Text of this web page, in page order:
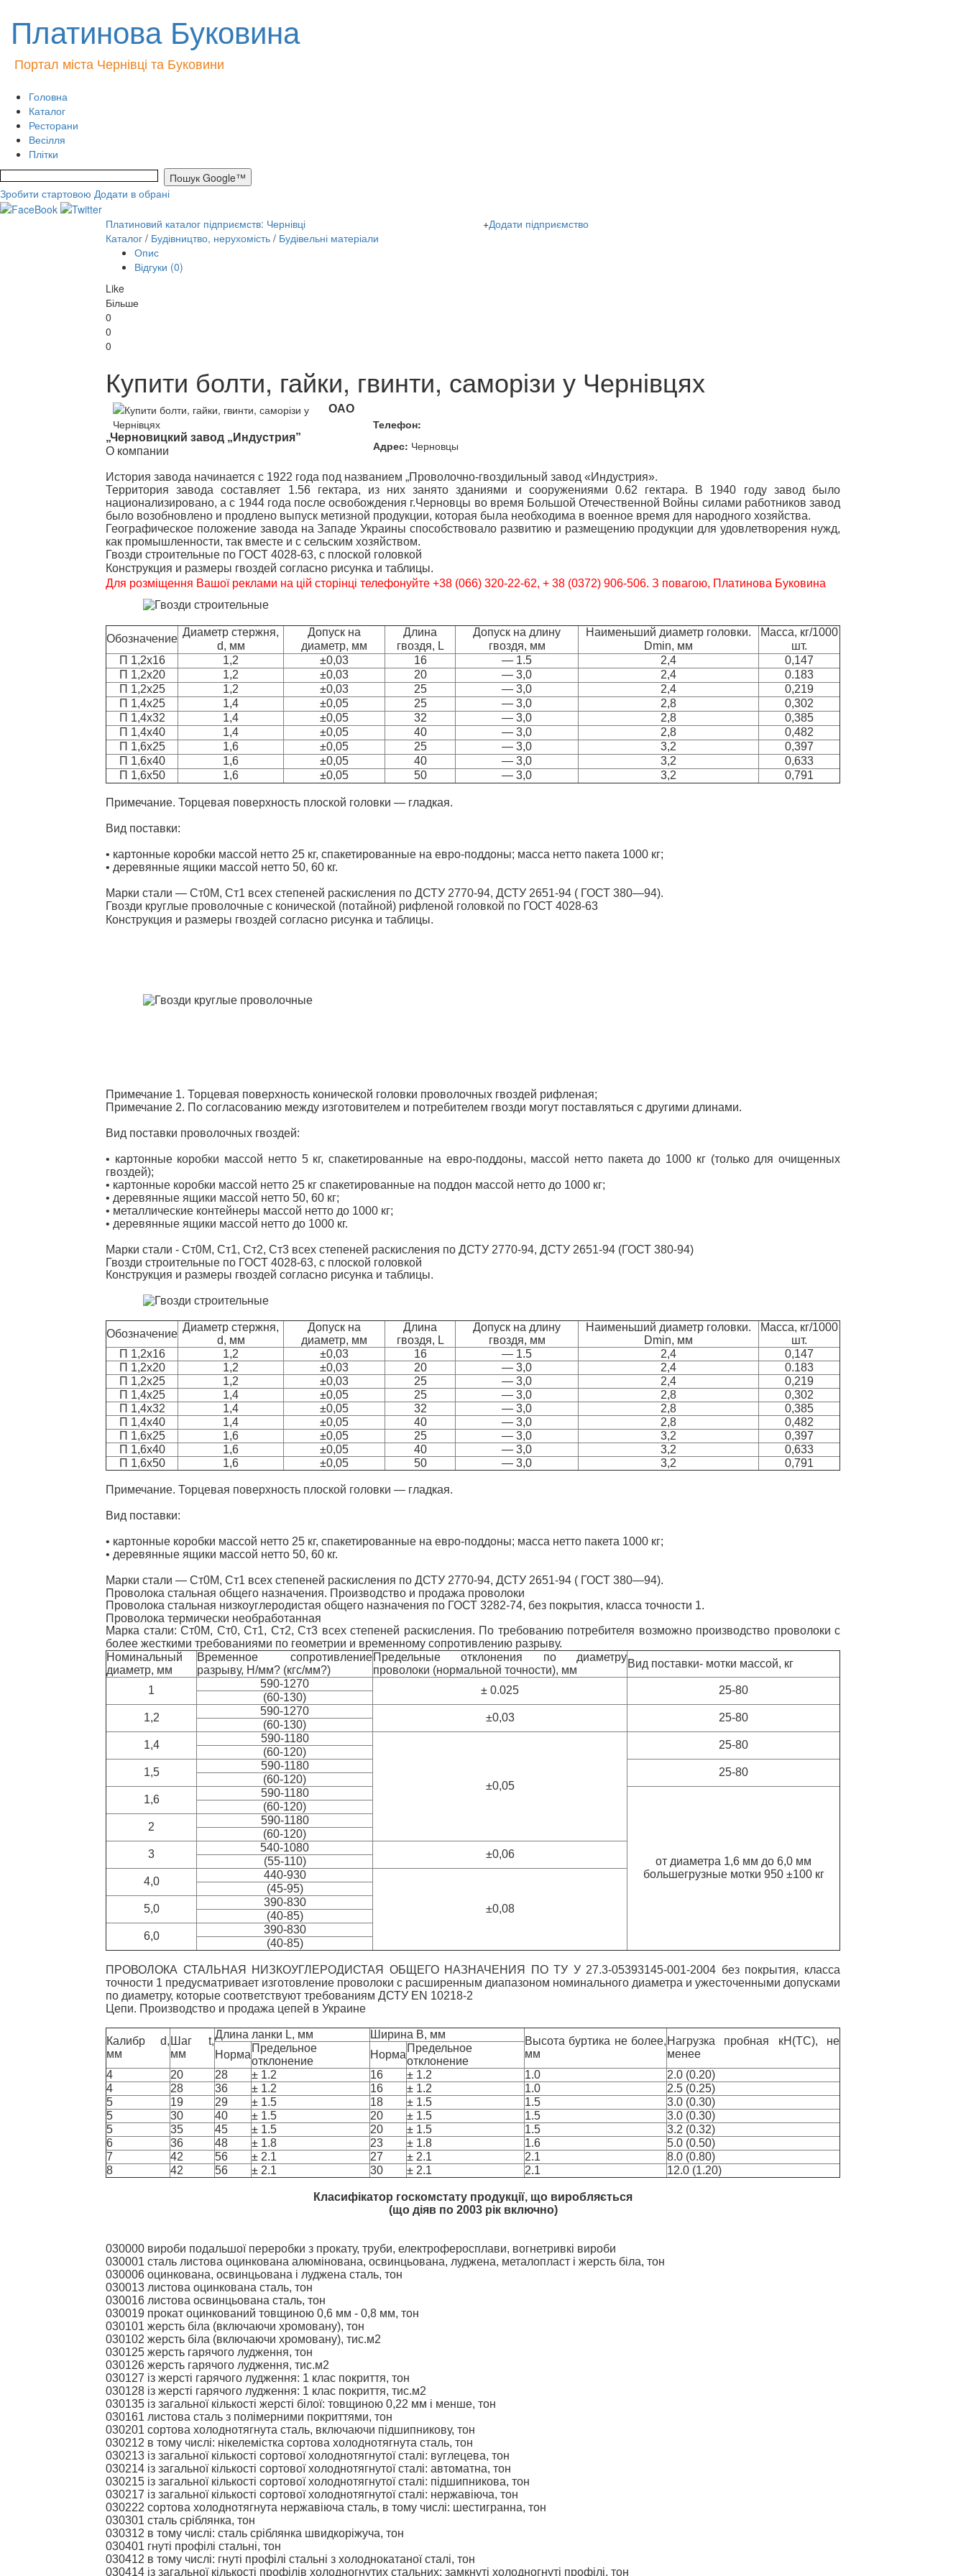
Платинова Буковина
Портал міста Чернівці та Буковини
Головна
Каталог
Ресторани
Весілля
Плітки
Зробити стартовою Додати в обрані
Платиновий каталог підприємств: Чернівці +Додати підприємство
Каталог / Будівництво, нерухомість / Будівельні матеріали
Опис
Відгуки (0)
Like
Більше
0
0
0
Купити болти, гайки, гвинти, саморізи у Чернівцях
Телефон:
Адрес: Черновцы
ОАО
„Черновицкий завод „Индустрия”
О компании
История завода начинается с 1922 года под названием „Проволочно-гвоздильный завод «Индустрия».
Территория завода составляет 1.56 гектара, из них занято зданиями и сооружениями 0.62 гектара. В 1940 году завод было
национализировано, а с 1944 года после освобождения г.Черновцы во время Большой Отечественной Войны силами работников завод
было возобновлено и продлено выпуск метизной продукции, которая была необходима в военное время для народного хозяйства.
Географическое положение завода на Западе Украины способствовало развитию и размещению продукции для удовлетворения нужд,
как промышленности, так вместе и с сельским хозяйством.
Гвозди строительные по ГОСТ 4028-63, с плоской головкой
Конструкция и размеры гвоздей согласно рисунка и таблицы.
Для розміщення Вашої реклами на цій сторінці телефонуйте +38 (066) 320-22-62, + 38 (0372) 906-506. З повагою, Платинова Буковина
Обозначение
Диаметр стержня,
d, мм
Допуск на
диаметр, мм
Длина
гвоздя, L
Допуск на длину
гвоздя, мм
Наименьший диаметр головки.
Dmin, мм
Масса, кг/1000
шт.
П 1,2x16
1,2 ±0,03 16 — 1.5 2,4
0,147
П 1,2x20
1,2 ±0,03 20 — 3,0 2,4
0.183
П 1,2x25
1,2 ±0,03 25 — 3,0 2,4
0,219
П 1,4x25
1,4 ±0,05 25 — 3,0 2,8
0,302
П 1,4x32
1,4 ±0,05 32 — 3,0 2,8
0,385
П 1,4x40
1,4 ±0,05 40 — 3,0 2,8
0,482
П 1,6x25
1,6 ±0,05 25 — 3,0 3,2
0,397
П 1,6x40
1,6 ±0,05 40 — 3,0 3,2
0,633
П 1,6x50
1,6 ±0,05 50 — 3,0 3,2 0,791
Примечание. Торцевая поверхность плоской головки — гладкая.
Вид поставки:
• картонные коробки массой нетто 25 кг, спакетированные на евро-поддоны; масса нетто пакета 1000 кг;
• деревянные ящики массой нетто 50, 60 кг.
Марки стали — Ст0М, Ст1 всех степеней раскисления по ДСТУ 2770-94, ДСТУ 2651-94 ( ГОСТ 380—94).
Гвозди круглые проволочные с конической (потайной) рифленой головкой по ГОСТ 4028-63
Конструкция и размеры гвоздей согласно рисунка и таблицы.
Примечание 1. Торцевая поверхность конической головки проволочных гвоздей рифленая;
Примечание 2. По согласованию между изготовителем и потребителем гвозди могут поставляться с другими длинами.
Вид поставки проволочных гвоздей:
• картонные коробки массой нетто 5 кг, спакетированные на евро-поддоны, массой нетто пакета до 1000 кг (только для очищенных
гвоздей);
• картонные коробки массой нетто 25 кг спакетированные на поддон массой нетто до 1000 кг;
• деревянные ящики массой нетто 50, 60 кг;
• металлические контейнеры массой нетто до 1000 кг;
• деревянные ящики массой нетто до 1000 кг.
Марки стали - Ст0М, Ст1, Ст2, Ст3 всех степеней раскисления по ДСТУ 2770-94, ДСТУ 2651-94 (ГОСТ 380-94)
Гвозди строительные по ГОСТ 4028-63, с плоской головкой
Конструкция и размеры гвоздей согласно рисунка и таблицы.
Обозначение
Диаметр стержня,
d, мм
Допуск на
диаметр, мм
Длина
гвоздя, L
Допуск на длину
гвоздя, мм
Наименьший диаметр головки.
Dmin, мм
Масса, кг/1000
шт.
П 1,2x16
1,2 ±0,03 16 — 1.5 2,4
0,147
П 1,2x20
1,2 ±0,03 20 — 3,0 2,4
0.183
П 1,2x25
1,2 ±0,03 25 — 3,0 2,4
0,219
П 1,4x25
1,4 ±0,05 25 — 3,0 2,8
0,302
П 1,4x32
1,4 ±0,05 32 — 3,0 2,8
0,385
П 1,4x40
1,4 ±0,05 40 — 3,0 2,8
0,482
П 1,6x25
1,6 ±0,05 25 — 3,0 3,2
0,397
П 1,6x40
1,6 ±0,05 40 — 3,0 3,2
0,633
П 1,6x50
1,6 ±0,05 50 — 3,0 3,2 0,791
Примечание. Торцевая поверхность плоской головки — гладкая.
Вид поставки:
• картонные коробки массой нетто 25 кг, спакетированные на евро-поддоны; масса нетто пакета 1000 кг;
• деревянные ящики массой нетто 50, 60 кг.
Марки стали — Ст0М, Ст1 всех степеней раскисления по ДСТУ 2770-94, ДСТУ 2651-94 ( ГОСТ 380—94).
Проволока стальная общего назначения. Производство и продажа проволоки
Проволока стальная низкоуглеродистая общего назначения по ГОСТ 3282-74, без покрытия, класса точности 1.
Проволока термически необработанная
Марка стали: Ст0М, Ст0, Ст1, Ст2, Ст3 всех степеней раскисления. По требованию потребителя возможно производство проволоки с
более жесткими требованиями по геометрии и временному сопротивлению разрыву.
Номинальный
диаметр, мм
Временное сопротивление
разрыву, Н/мм? (кгс/мм?)
Предельные отклонения по диаметру
проволоки (нормальной точности), мм
Вид поставки- мотки массой, кг
1
590-1270
± 0.025 25-80
(60-130)
1,2
590-1270
±0,03 25-80
(60-130)
1,4
590-1180
±0,05
25-80
(60-120)
1,5
590-1180
25-80
(60-120)
1,6
590-1180
от диаметра 1,6 мм до 6,0 мм
большегрузные мотки 950 ±100 кг
(60-120)
2
590-1180
(60-120)
3
540-1080
±0,06
(55-110)
4,0
440-930
±0,08
(45-95)
5,0
390-830
(40-85)
6,0
390-830
(40-85)
ПРОВОЛОКА СТАЛЬНАЯ НИЗКОУГЛЕРОДИСТАЯ ОБЩЕГО НАЗНАЧЕНИЯ ПО ТУ У 27.3-05393145-001-2004 без покрытия, класса
точности 1 предусматривает изготовление проволоки с расширенным диапазоном номинального диаметра и ужесточенными допусками
по диаметру, которые соответствуют требованиям ДСТУ EN 10218-2
Цепи. Производство и продажа цепей в Украине
Калибр d,
мм
Шаг t,
мм
Длина ланки L, мм Ширина В, мм
Высота буртика не более,
мм
Нагрузка пробная кН(ТС), не
менее
Норма
Предельное
отклонение
Норма
Предельное
отклонение
4
20 28 ± 1.2 16 ± 1.2 1.0
2.0 (0.20)
4
28 36 ± 1.2 16 ± 1.2 1.0
2.5 (0.25)
5
19 29 ± 1.5 18 ± 1.5 1.5
3.0 (0.30)
5
30 40 ± 1.5 20 ± 1.5 1.5
3.0 (0.30)
5
35 45 ± 1.5 20 ± 1.5 1.5
3.2 (0.32)
6
36 48 ± 1.8 23 ± 1.8 1.6
5.0 (0.50)
7
42 56 ± 2.1 27 ± 2.1 2.1
8.0 (0.80)
8
42 56 ± 2.1 30 ± 2.1 2.1 12.0 (1.20)
Класифікатор госкомстату продукції, що виробляється
(що діяв по 2003 рік включно)
030000 вироби подальшої переробки з прокату, труби, електроферосплави, вогнетривкі вироби
030001 сталь листова оцинкована алюмінована, освинцьована, луджена, металопласт і жерсть біла, тон
030006 оцинкована, освинцьована і луджена сталь, тон
030013 листова оцинкована сталь, тон
030016 листова освинцьована сталь, тон
030019 прокат оцинкований товщиною 0,6 мм - 0,8 мм, тон
030101 жерсть біла (включаючи хромовану), тон
030102 жерсть біла (включаючи хромовану), тис.м2
030125 жерсть гарячого лудження, тон
030126 жерсть гарячого лудження, тис.м2
030127 із жерсті гарячого лудження: 1 клас покриття, тон
030128 із жерсті гарячого лудження: 1 клас покриття, тис.м2
030135 із загальної кількості жерсті білої: товщиною 0,22 мм і менше, тон
030161 листова сталь з полімерними покриттями, тон
030201 сортова холоднотягнута сталь, включаючи підшипникову, тон
030212 в тому числі: нікелемістка сортова холоднотягнута сталь, тон
030213 із загальної кількості сортової холоднотягнутої сталі: вуглецева, тон
030214 із загальної кількості сортової холоднотягнутої сталі: автоматна, тон
030215 із загальної кількості сортової холоднотягнутої сталі: підшипникова, тон
030217 із загальної кількості сортової холоднотягнутої сталі: нержавіюча, тон
030222 сортова холоднотягнута нержавіюча сталь, в тому числі: шестигранна, тон
030301 сталь сріблянка, тон
030312 в тому числі: сталь сріблянка швидкоріжуча, тон
030401 гнуті профілі стальні, тон
030412 в тому числі: гнуті профілі стальні з холоднокатаної сталі, тон
030414 із загальної кількості профілів холодногнутих стальних: замкнуті холодногнуті профілі, тон